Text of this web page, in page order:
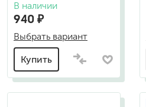
В наличии
940 ₽
Выбрать вариант
Купить